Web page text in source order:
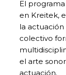
El
en Kreitek,
la actuación
colectivo
el arte
actuación.